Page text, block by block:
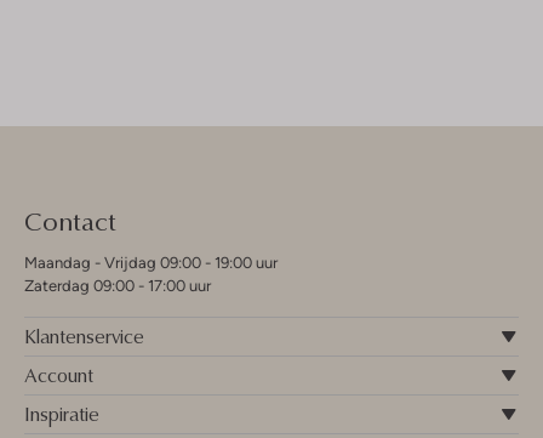
Contact
Maandag - Vrijdag 09:00 - 19:00 uur
Zaterdag 09:00 - 17:00 uur
Klantenservice
Account
Inspiratie